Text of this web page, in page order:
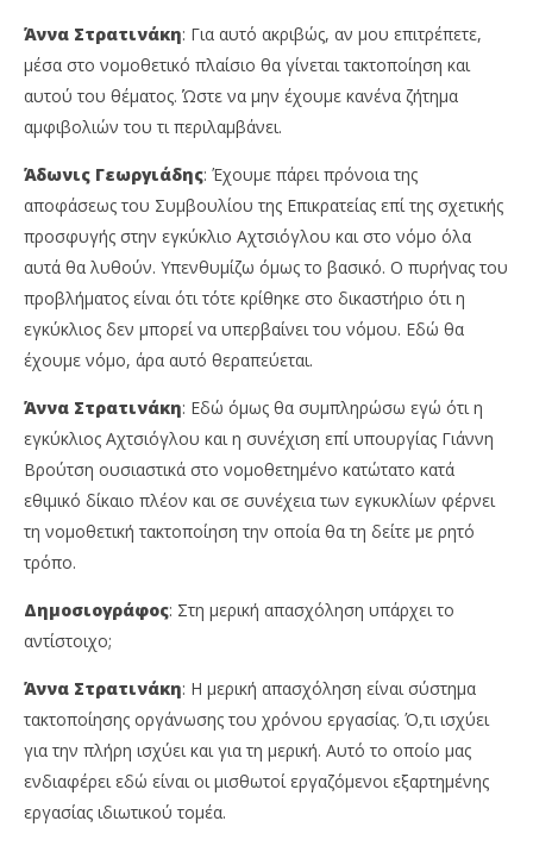
Άννα Στρατινάκη: Για αυτό ακριβώς, αν μου επιτρέπετε,
μέσα στο νομοθετικό πλαίσιο θα γίνεται τακτοποίηση και
αυτού του θέματος. Ώστε να μην έχουμε κανένα ζήτημα
αμφιβολιών του τι περιλαμβάνει.
Άδωνις Γεωργιάδης: Έχουμε πάρει πρόνοια της
αποφάσεως του Συμβουλίου της Επικρατείας επί της σχετικής
προσφυγής στην εγκύκλιο Αχτσιόγλου και στο νόμο όλα
αυτά θα λυθούν. Υπενθυμίζω όμως το βασικό. Ο πυρήνας του
προβλήματος είναι ότι τότε κρίθηκε στο δικαστήριο ότι η
εγκύκλιος δεν μπορεί να υπερβαίνει του νόμου. Εδώ θα
έχουμε νόμο, άρα αυτό θεραπεύεται.
Άννα Στρατινάκη: Εδώ όμως θα συμπληρώσω εγώ ότι η
εγκύκλιος Αχτσιόγλου και η συνέχιση επί υπουργίας Γιάννη
Βρούτση ουσιαστικά στο νομοθετημένο κατώτατο κατά
εθιμικό δίκαιο πλέον και σε συνέχεια των εγκυκλίων φέρνει
τη νομοθετική τακτοποίηση την οποία θα τη δείτε με ρητό
τρόπο.
Δημοσιογράφος: Στη μερική απασχόληση υπάρχει το
αντίστοιχο;
Άννα Στρατινάκη: Η μερική απασχόληση είναι σύστημα
τακτοποίησης οργάνωσης του χρόνου εργασίας. Ό,τι ισχύει
για την πλήρη ισχύει και για τη μερική. Αυτό το οποίο μας
ενδιαφέρει εδώ είναι οι μισθωτοί εργαζόμενοι εξαρτημένης
εργασίας ιδιωτικού τομέα.